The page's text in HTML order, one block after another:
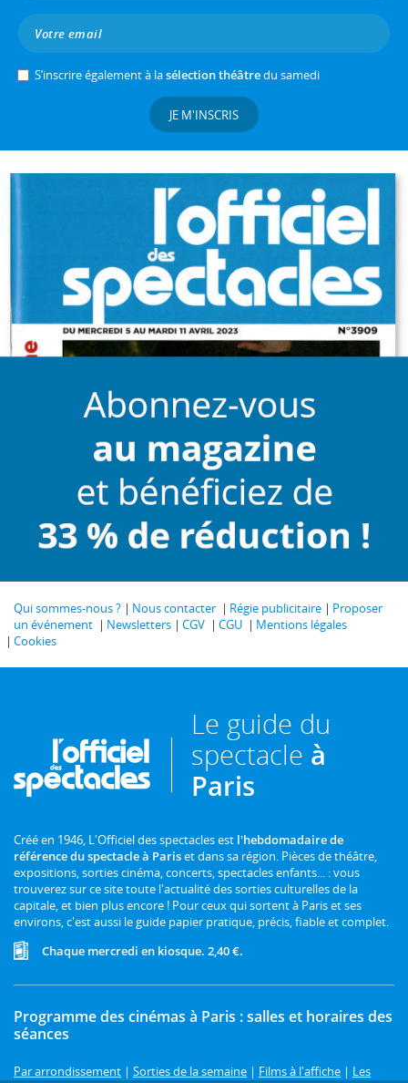
S’inscrire également à lasélection théâtredu samedi
JE M'INSCRIS
Qui sommes-nous ? Nous contacter Régie publicitaire
Proposer
un événement
Newsletters CGV CGU
Mentions légales
Cookies
Le guide du
spectacle à
Paris
Créé en 1946, L'Officiel des spectacles est l'hebdomadaire de
référence du spectacle à Pariset dans sa région. Pièces de théâtre,
expositions, sorties cinéma, concerts, spectacles enfants... : vous
trouverez sur ce site toute l'actualité des sorties culturelles de la
capitale, et bien plus encore ! Pour ceux qui sortent à Paris et ses
environs, c'est aussi le guide papier pratique, précis, fiable et complet.
Chaque mercredi en kiosque. 2,40 €.
Programme des cinémas à Paris : salles et horaires des
séances
Par arrondissement | Sorties de la semaine | Films à l'affiche | Les